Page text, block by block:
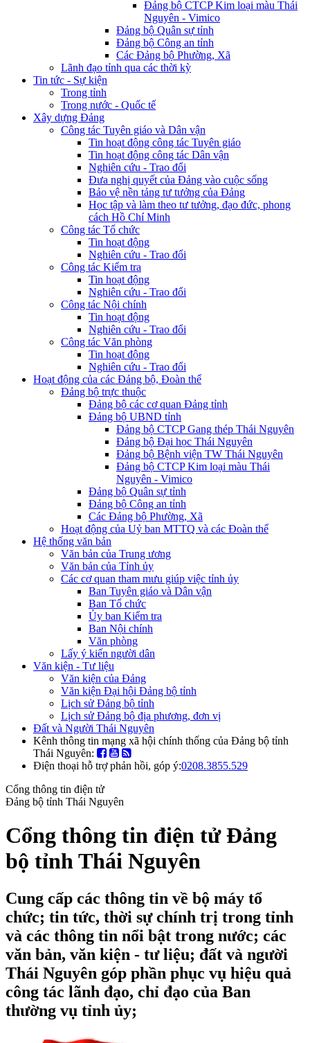
Đảng bộ CTCP Kim loại màu Thái
Nguyên - Vimico
Đảng bộ Quân sự tỉnh
Đảng bộ Công an tỉnh
Các Đảng bộ Phường, Xã
Lãnh đạo tỉnh qua các thời kỳ
Tin tức - Sự kiện
Trong tỉnh
Trong nước - Quốc tế
Xây dựng Đảng
Công tác Tuyên giáo và Dân vận
Tin hoạt động công tác Tuyên giáo
Tin hoạt động công tác Dân vận
Nghiên cứu - Trao đổi
Đưa nghị quyết của Đảng vào cuộc sống
Bảo vệ nền tảng tư tưởng của Đảng
Học tập và làm theo tư tưởng, đạo đức, phong
cách Hồ Chí Minh
Công tác Tổ chức
Tin hoạt động
Nghiên cứu - Trao đổi
Công tác Kiểm tra
Tin hoạt động
Nghiên cứu - Trao đổi
Công tác Nội chính
Tin hoạt động
Nghiên cứu - Trao đổi
Công tác Văn phòng
Tin hoạt động
Nghiên cứu - Trao đổi
Hoạt động của các Đảng bộ, Đoàn thể
Đảng bộ trực thuộc
Đảng bộ các cơ quan Đảng tỉnh
Đảng bộ UBND tỉnh
Đảng bộ CTCP Gang thép Thái Nguyên
Đảng bộ Đại học Thái Nguyên
Đảng bộ Bệnh viện TW Thái Nguyên
Đảng bộ CTCP Kim loại màu Thái
Nguyên - Vimico
Đảng bộ Quân sự tỉnh
Đảng bộ Công an tỉnh
Các Đảng bộ Phường, Xã
Hoạt động của Uỷ ban MTTQ và các Đoàn thể
Hệ thống văn bản
Văn bản của Trung ương
Văn bản của Tỉnh ủy
Các cơ quan tham mưu giúp việc tỉnh ủy
Ban Tuyên giáo và Dân vận
Ban Tổ chức
Ủy ban Kiểm tra
Ban Nội chính
Văn phòng
Lấy ý kiến người dân
Văn kiện - Tư liệu
Văn kiện của Đảng
Văn kiện Đại hội Đảng bộ tỉnh
Lịch sử Đảng bộ tỉnh
Lịch sử Đảng bộ địa phương, đơn vị
Đất và Người Thái Nguyên
Kênh thông tin mạng xã hội chính thống của Đảng bộ tỉnh
Thái Nguyên:
Điện thoại hỗ trợ phản hồi, góp ý:0208.3855.529
Cổng thông tin điện tử
Đảng bộ tỉnh Thái Nguyên
Cổng thông tin điện tử Đảng
bộ tỉnh Thái Nguyên
Cung cấp các thông tin về bộ máy tổ
chức; tin tức, thời sự chính trị trong tỉnh
và các thông tin nổi bật trong nước; các
văn bản, văn kiện - tư liệu; đất và người
Thái Nguyên góp phần phục vụ hiệu quả
công tác lãnh đạo, chỉ đạo của Ban
thường vụ tỉnh ủy;